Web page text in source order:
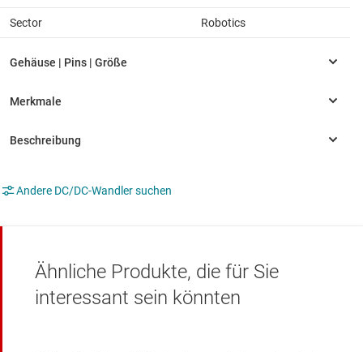
Sector Robotics
Andere DC/DC-Wandler suchen
Ähnliche Produkte, die für Sie
interessant sein könnten